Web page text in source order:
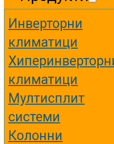
Инверторни
климатици
климатици
Мултисплит
системи
Колонни